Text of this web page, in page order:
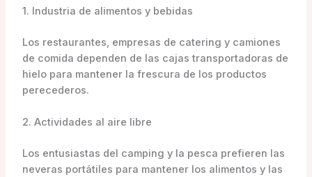
1. Industria de alimentos y bebidas
Los restaurantes, empresas de catering y camiones
de comida dependen de las cajas transportadoras de
hielo para mantener la frescura de los productos
perecederos.
2. Actividades al aire libre
Los entusiastas del camping y la pesca prefieren las
neveras portátiles para mantener los alimentos y las